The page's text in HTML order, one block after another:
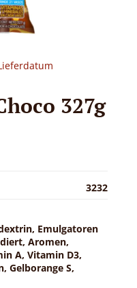
327g
3232
Emulgatoren
Aromen,
A, Vitamin D3,
Gelborange S,